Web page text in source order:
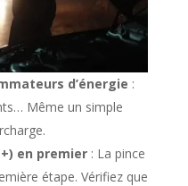
d’énergie :
Même un simple
en premier: La pince
étape. Vérifiez que